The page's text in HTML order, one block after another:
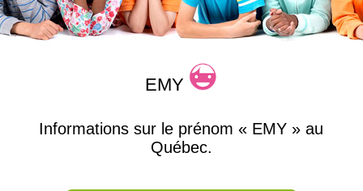
EMY
Informations sur le prénom « EMY » au
Québec.